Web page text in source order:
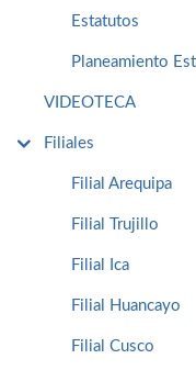
Estatutos
Planeamiento
VIDEOTECA
Filiales
Filial Arequipa
Filial Trujillo
Filial Ica
Filial Huancayo
Filial Cusco